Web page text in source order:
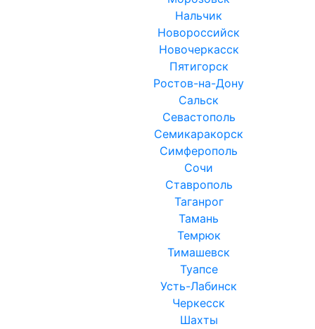
Нальчик
Новороссийск
Новочеркасск
Пятигорск
Ростов-на-Дону
Сальск
Севастополь
Семикаракорск
Симферополь
Сочи
Ставрополь
Таганрог
Тамань
Темрюк
Тимашевск
Туапсе
Усть-Лабинск
Черкесск
Шахты